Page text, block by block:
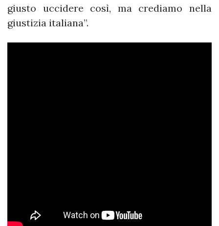
giusto uccidere così, ma crediamo nella
giustizia italiana”.